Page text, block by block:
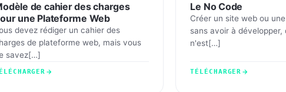
de cahier des charges
une Plateforme Web
devez rédiger un cahier des
de plateforme web, mais vous
savez[…]
Le No Code
Créer un site web ou
sans avoir à développer,
n'est[…]
TÉLÉCHARGER